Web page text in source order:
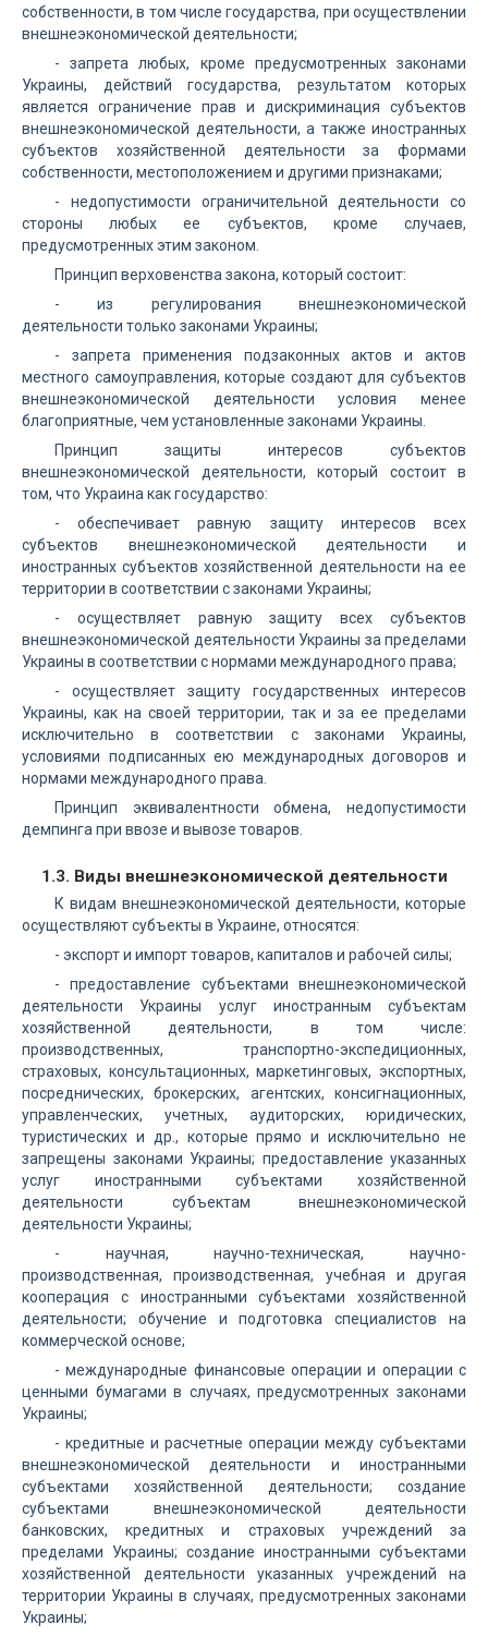
собственности, в том числе государства, при осуществлении
внешнеэкономической деятельности;
- запрета любых, кроме предусмотренных законами
Украины, действий государства, результатом которых
является ограничение прав и дискриминация субъектов
внешнеэкономической деятельности, а также иностранных
субъектов хозяйственной деятельности за формами
собственности, местоположением и другими признаками;
- недопустимости ограничительной деятельности со
стороны любых ее субъектов, кроме случаев,
предусмотренных этим законом.
Принцип верховенства закона, который состоит:
- из регулирования внешнеэкономической
деятельности только законами Украины;
- запрета применения подзаконных актов и актов
местного самоуправления, которые создают для субъектов
внешнеэкономической деятельности условия менее
благоприятные, чем установленные законами Украины.
Принцип защиты интересов субъектов
внешнеэкономической деятельности, который состоит в
том, что Украина как государство:
- обеспечивает равную защиту интересов всех
субъектов внешнеэкономической деятельности и
иностранных субъектов хозяйственной деятельности на ее
территории в соответствии с законами Украины;
- осуществляет равную защиту всех субъектов
внешнеэкономической деятельности Украины за пределами
Украины в соответствии с нормами международного права;
- осуществляет защиту государственных интересов
Украины, как на своей территории, так и за ее пределами
исключительно в соответствии с законами Украины,
условиями подписанных ею международных договоров и
нормами международного права.
Принцип эквивалентности обмена, недопустимости
демпинга при ввозе и вывозе товаров.
1.3. Виды внешнеэкономической деятельности
К видам внешнеэкономической деятельности, которые
осуществляют субъекты в Украине, относятся:
- экспорт и импорт товаров, капиталов и рабочей силы;
- предоставление субъектами внешнеэкономической
деятельности Украины услуг иностранным субъектам
хозяйственной деятельности, в том числе:
производственных, транспортно-экспедиционных,
страховых, консультационных, маркетинговых, экспортных,
посреднических, брокерских, агентских, консигнационных,
управленческих, учетных, аудиторских, юридических,
туристических и др., которые прямо и исключительно не
запрещены законами Украины; предоставление указанных
услуг иностранными субъектами хозяйственной
деятельности субъектам внешнеэкономической
деятельности Украины;
- научная, научно-техническая, научно-
производственная, производственная, учебная и другая
кооперация с иностранными субъектами хозяйственной
деятельности; обучение и подготовка специалистов на
коммерческой основе;
- международные финансовые операции и операции с
ценными бумагами в случаях, предусмотренных законами
Украины;
- кредитные и расчетные операции между субъектами
внешнеэкономической деятельности и иностранными
субъектами хозяйственной деятельности; создание
субъектами внешнеэкономической деятельности
банковских, кредитных и страховых учреждений за
пределами Украины; создание иностранными субъектами
хозяйственной деятельности указанных учреждений на
территории Украины в случаях, предусмотренных законами
Украины;